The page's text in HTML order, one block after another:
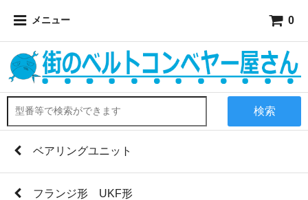
メニュー 0
検索
ベアリングユニット
フランジ形 UKF形